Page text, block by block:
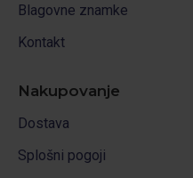
Blagovne znamke
Kontakt
Nakupovanje
Dostava
Splošni pogoji